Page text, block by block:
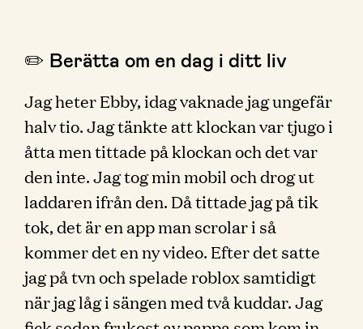
✏️ Berätta om en dag i ditt liv
Jag heter Ebby, idag vaknade jag ungefär
halv tio. Jag tänkte att klockan var tjugo i
åtta men tittade på klockan och det var
den inte. Jag tog min mobil och drog ut
laddaren ifrån den. Då tittade jag på tik
tok, det är en app man scrolar i så
kommer det en ny video. Efter det satte
jag på tvn och spelade roblox samtidigt
när jag låg i sängen med två kuddar. Jag